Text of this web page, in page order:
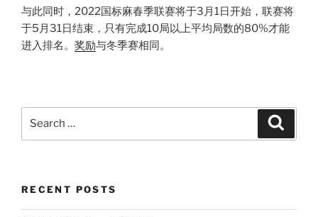
与此同时，2022国标麻春季联赛将于3月1日开始，联赛将
于5月31日结束，只有完成10局以上平均局数的80%才能
进入排名。 奖励与冬季赛相同。
RECENT POSTS